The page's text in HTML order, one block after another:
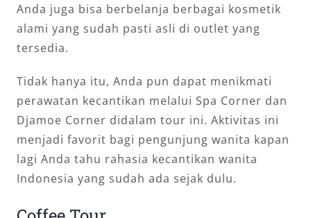
Anda juga bisa berbelanja berbagai kosmetik
alami yang sudah pasti asli di outlet yang
tersedia.
Tidak hanya itu, Anda pun dapat menikmati
perawatan kecantikan melalui Spa Corner dan
Djamoe Corner didalam tour ini. Aktivitas ini
menjadi favorit bagi pengunjung wanita kapan
lagi Anda tahu rahasia kecantikan wanita
Indonesia yang sudah ada sejak dulu.